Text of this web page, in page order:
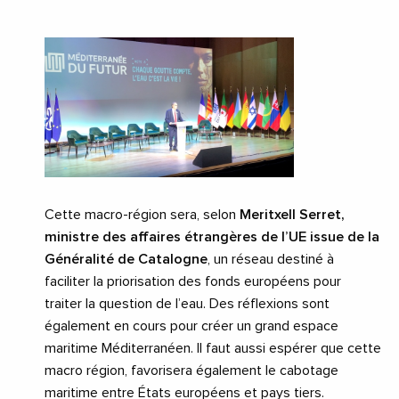
Cette macro-région sera, selon Meritxell Serret,
ministre des affaires étrangères de l’UE issue de la
Généralité de Catalogne, un réseau destiné à
faciliter la priorisation des fonds européens pour
traiter la question de l’eau. Des réflexions sont
également en cours pour créer un grand espace
maritime Méditerranéen. Il faut aussi espérer que cette
macro région, favorisera également le cabotage
maritime entre États européens et pays tiers.